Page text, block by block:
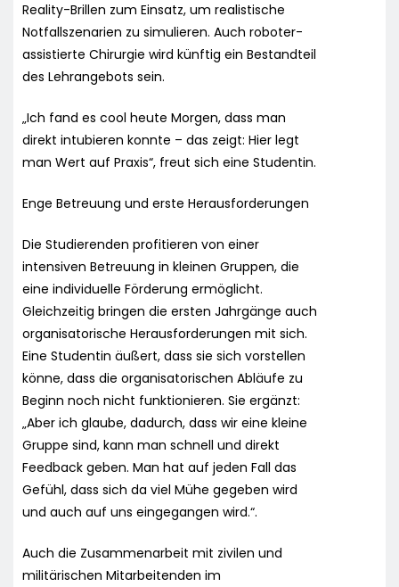
Reality-Brillen zum Einsatz, um realistische
Notfallszenarien zu simulieren. Auch roboter-
assistierte Chirurgie wird künftig ein Bestandteil
des Lehrangebots sein.
„Ich fand es cool heute Morgen, dass man
direkt intubieren konnte – das zeigt: Hier legt
man Wert auf Praxis“, freut sich eine Studentin.
Enge Betreuung und erste Herausforderungen
Die Studierenden profitieren von einer
intensiven Betreuung in kleinen Gruppen, die
eine individuelle Förderung ermöglicht.
Gleichzeitig bringen die ersten Jahrgänge auch
organisatorische Herausforderungen mit sich.
Eine Studentin äußert, dass sie sich vorstellen
könne, dass die organisatorischen Abläufe zu
Beginn noch nicht funktionieren. Sie ergänzt:
„Aber ich glaube, dadurch, dass wir eine kleine
Gruppe sind, kann man schnell und direkt
Feedback geben. Man hat auf jeden Fall das
Gefühl, dass sich da viel Mühe gegeben wird
und auch auf uns eingegangen wird.“.
Auch die Zusammenarbeit mit zivilen und
militärischen Mitarbeitenden im